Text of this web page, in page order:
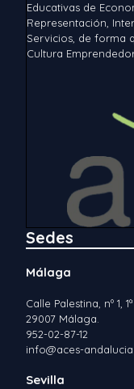
Educativas de
Representación,
Servicios, de forma
Cultura
Sedes
Málaga
Calle Palestina, nº 1,
29007 Málaga.
952-02-87-12
info@aces-
Sevilla